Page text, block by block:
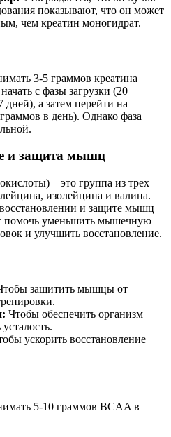
показывают, что он может
чем креатин моногидрат.
3-5 граммов креатина
с фазы загрузки (20
дней), а затем перейти на
в день). Однако фаза
и защита мышц
– это группа из трех
изолейцина и валина.
и защите мышц
помочь уменьшить мышечную
и улучшить восстановление.
защитить мышцы от
Чтобы обеспечить организм
ускорить восстановление
5-10 граммов BCAA в